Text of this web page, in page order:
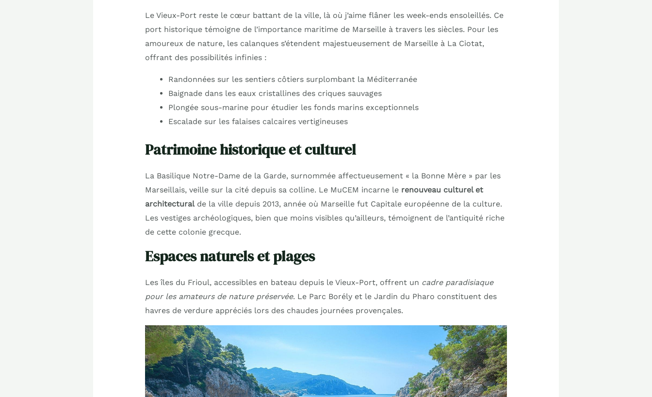
Le Vieux-Port reste le cœur battant de la ville, là où j’aime flâner les week-ends ensoleillés. Ce
port historique témoigne de l’importance maritime de Marseille à travers les siècles. Pour les
amoureux de nature, les calanques s’étendent majestueusement de Marseille à La Ciotat,
offrant des possibilités infinies :
Randonnées sur les sentiers côtiers surplombant la Méditerranée
Baignade dans les eaux cristallines des criques sauvages
Plongée sous-marine pour étudier les fonds marins exceptionnels
Escalade sur les falaises calcaires vertigineuses
Patrimoine historique et culturel
La Basilique Notre-Dame de la Garde, surnommée affectueusement « la Bonne Mère » par les
Marseillais, veille sur la cité depuis sa colline. Le MuCEM incarne le renouveau culturel et
architecturalde la ville depuis 2013, année où Marseille fut Capitale européenne de la culture.
Les vestiges archéologiques, bien que moins visibles qu’ailleurs, témoignent de l’antiquité riche
de cette colonie grecque.
Espaces naturels et plages
Les îles du Frioul, accessibles en bateau depuis le Vieux-Port, offrent un cadre paradisiaque
pour les amateurs de nature préservée. Le Parc Borély et le Jardin du Pharo constituent des
havres de verdure appréciés lors des chaudes journées provençales.